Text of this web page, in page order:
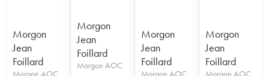
Morgon
Jean
Foillard
Morgon AOC
Morgon
Jean
Foillard
Morgon AOC
Morgon
Jean
Foillard
Morgon AOC
Morgon
Jean
Foillard
Morgon AOC